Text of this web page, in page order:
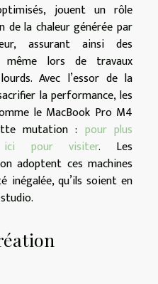
jouent un rôle
la chaleur générée par
assurant ainsi des
même lors de travaux
Avec l’essor de la
la performance, les
le MacBook Pro M4
mutation : pour plus
ici pour visiter. Les
adoptent ces machines
inégalée, qu’ils soient en